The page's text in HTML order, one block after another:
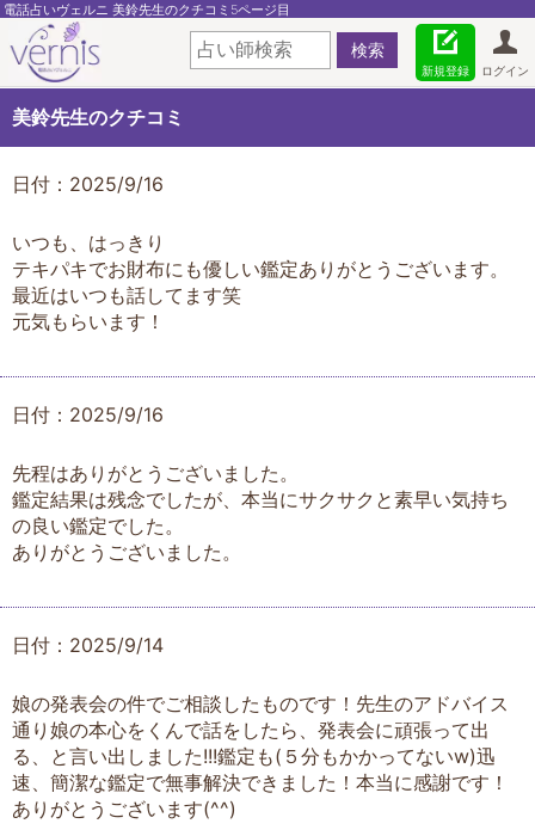
電話占いヴェルニ 美鈴先生のクチコミ5ページ目
ログイン
新規登録
美鈴先生のクチコミ
日付：2025/9/16
いつも、はっきり
テキパキでお財布にも優しい鑑定ありがとうございます。
最近はいつも話してます笑
元気もらいます！
日付：2025/9/16
先程はありがとうございました。
鑑定結果は残念でしたが、本当にサクサクと素早い気持ち
の良い鑑定でした。
ありがとうございました。
日付：2025/9/14
娘の発表会の件でご相談したものです！先生のアドバイス
通り娘の本心をくんで話をしたら、発表会に頑張って出
る、と言い出しました!!!鑑定も(５分もかかってないw)迅
速、簡潔な鑑定で無事解決できました！本当に感謝です！
ありがとうございます(^^)